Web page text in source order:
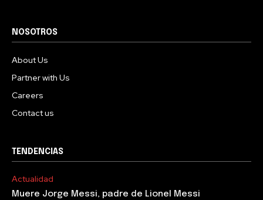
NOSOTROS
About Us
Partner with Us
Careers
Contact us
TENDENCIAS
Actualidad
Muere Jorge Messi, padre de Lionel Messi